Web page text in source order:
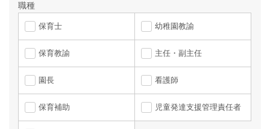
職種
保育士 幼稚園教諭
保育教諭 主任・副主任
園長 看護師
保育補助 児童発達支援管理責任者